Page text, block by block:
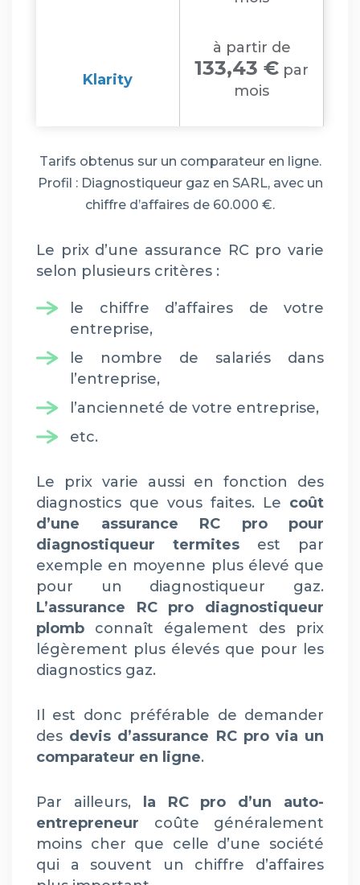
Klarity
à partir de
133,43 € par
mois
Tarifs obtenus sur un comparateur en ligne.
Profil : Diagnostiqueur gaz en SARL, avec un
chiffre d’affaires de 60.000 €.
Le prix d’une assurance RC pro varie
selon plusieurs critères :
le chiffre d’affaires de votre
entreprise,
le nombre de salariés dans
l’entreprise,
l’ancienneté de votre entreprise,
etc.
Le prix varie aussi en fonction des
diagnostics que vous faites. Le coût
d’une assurance RC pro pour
diagnostiqueur termites est par
exemple en moyenne plus élevé que
pour un diagnostiqueur gaz.
L’assurance RC pro diagnostiqueur
plomb connaît également des prix
légèrement plus élevés que pour les
diagnostics gaz.
Il est donc préférable de demander
des devis d’assurance RC pro via un
comparateur en ligne.
Par ailleurs,
la RC pro d’un auto-
entrepreneur coûte généralement
moins cher que celle d’une société
qui a souvent un chiffre d’affaires